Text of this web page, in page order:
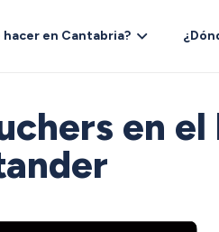
hacer en Cantabria?
en el